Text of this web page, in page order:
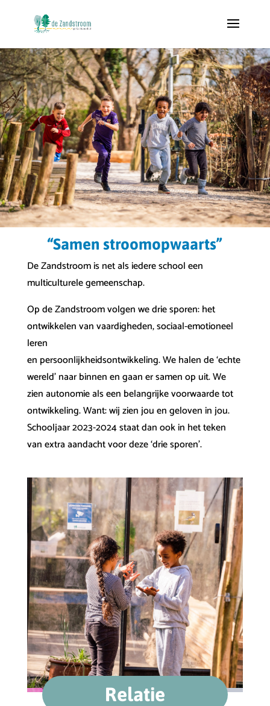
“Samen stroomopwaarts”
De Zandstroom is net als iedere school een
multiculturele gemeenschap.
Op de Zandstroom volgen we drie sporen: het
ontwikkelen van vaardigheden, sociaal-emotioneel
leren
en persoonlijkheidsontwikkeling. We halen de ‘echte
wereld’ naar binnen en gaan er samen op uit. We
zien autonomie als een belangrijke voorwaarde tot
ontwikkeling. Want: wij zien jou en geloven in jou.
Schooljaar 2023-2024 staat dan ook in het teken
van extra aandacht voor deze ‘drie sporen’.
Relatie